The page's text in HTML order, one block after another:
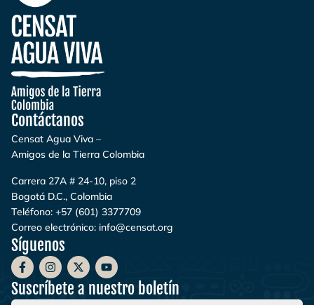
Contáctanos
Censat Agua Viva –
Amigos de la Tierra Colombia
Carrera 27A # 24-10, piso 2
Bogotá D.C., Colombia
Teléfono: +57 (601) 3377709
Correo electrónico: info@censat.org
Síguenos
Suscríbete a nuestro boletín